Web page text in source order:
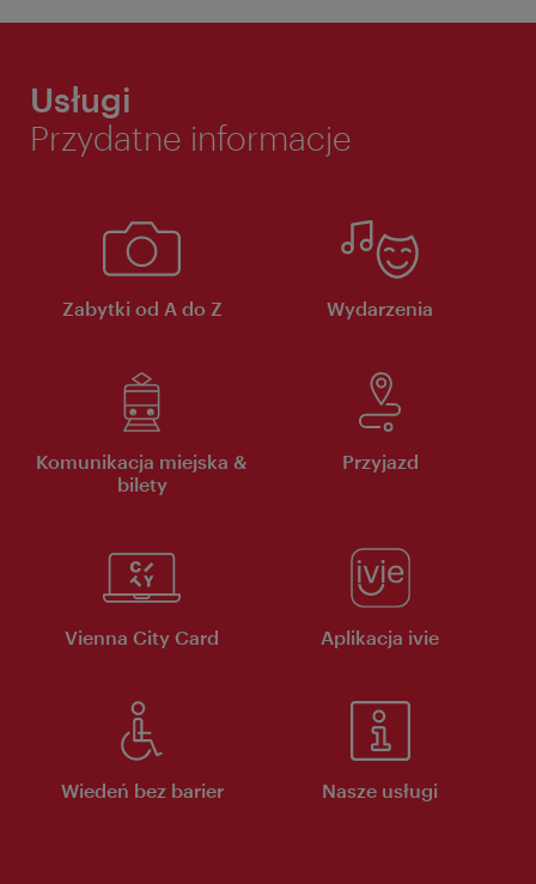
Usługi
Przydatne informacje
Zabytki od A do Z Wydarzenia
Komunikacja miejska &
bilety
Przyjazd
Vienna City Card Aplikacja ivie
Wiedeń bez barier Nasze usługi